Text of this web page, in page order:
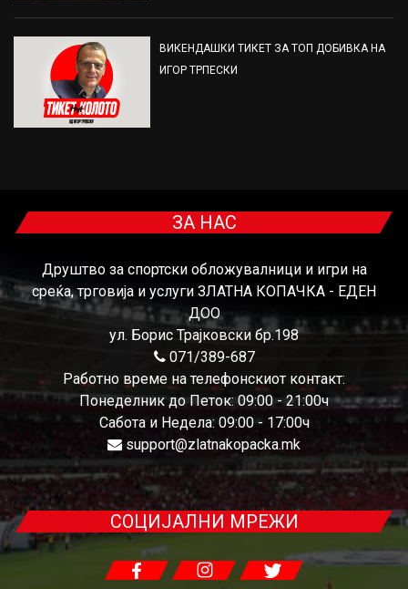
ВИКЕНДАШКИ ТИКЕТ ЗА ТОП ДОБИВКА НА
ИГОР ТРПЕСКИ
ЗА НАС
Друштво за спортски обложувалници и игри на
среќа, трговија и услуги ЗЛАТНА КОПАЧКА - ЕДЕН
ДОО
ул. Борис Трајковски бр.198
071/389-687
Работно време на телефонскиот контакт:
Понеделник до Петок: 09:00 - 21:00ч
Сабота и Недела: 09:00 - 17:00ч
support@zlatnakopacka.mk
СОЦИЈАЛНИ МРЕЖИ